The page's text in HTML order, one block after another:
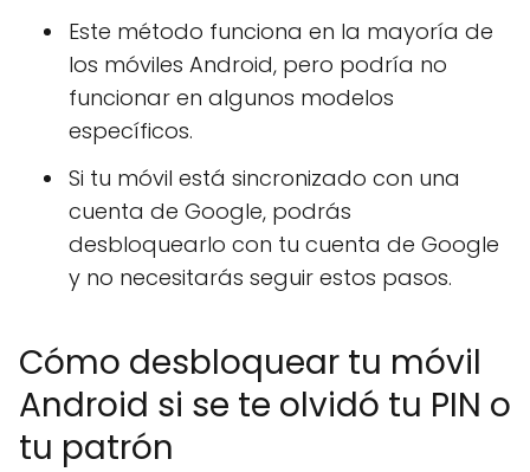
Este método funciona en la mayoría de
los móviles Android, pero podría no
funcionar en algunos modelos
específicos.
Si tu móvil está sincronizado con una
cuenta de Google, podrás
desbloquearlo con tu cuenta de Google
y no necesitarás seguir estos pasos.
Cómo desbloquear tu móvil
Android si se te olvidó tu PIN o
tu patrón